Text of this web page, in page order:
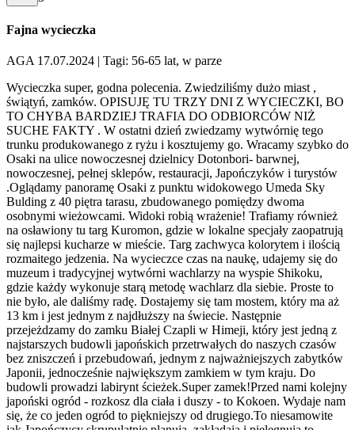
Fajna wycieczka
AGA 17.07.2024 | Tagi: 56-65 lat, w parze
Wycieczka super, godna polecenia. Zwiedziliśmy dużo miast ,
świątyń, zamków. OPISUJĘ TU TRZY DNI Z WYCIECZKI, BO
TO CHYBA BARDZIEJ TRAFIA DO ODBIORCÓW NIŻ
SUCHE FAKTY . W ostatni dzień zwiedzamy wytwórnię tego
trunku produkowanego z ryżu i kosztujemy go. Wracamy szybko do
Osaki na ulice nowoczesnej dzielnicy Dotonbori- barwnej,
nowoczesnej, pełnej sklepów, restauracji, Japończyków i turystów
.Oglądamy panoramę Osaki z punktu widokowego Umeda Sky
Bulding z 40 piętra tarasu, zbudowanego pomiędzy dwoma
osobnymi wieżowcami. Widoki robią wrażenie! Trafiamy również
na osławiony tu targ Kuromon, gdzie w lokalne specjały zaopatrują
się najlepsi kucharze w mieście. Targ zachwyca kolorytem i ilością
rozmaitego jedzenia. Na wycieczce czas na naukę, udajemy się do
muzeum i tradycyjnej wytwórni wachlarzy na wyspie Shikoku,
gdzie każdy wykonuje starą metodę wachlarz dla siebie. Proste to
nie było, ale daliśmy radę. Dostajemy się tam mostem, który ma aż
13 km i jest jednym z najdłuższy na świecie. Następnie
przejeżdzamy do zamku Białej Czapli w Himeji, który jest jedną z
najstarszych budowli japońskich przetrwałych do naszych czasów
bez zniszczeń i przebudowań, jednym z najważniejszych zabytków
Japonii, jednocześnie największym zamkiem w tym kraju. Do
budowli prowadzi labirynt ścieżek.Super zamek!Przed nami kolejny
japoński ogród - rozkosz dla ciała i duszy - to Kokoen. Wydaje nam
się, że co jeden ogród to piękniejszy od drugiego.To niesamowite